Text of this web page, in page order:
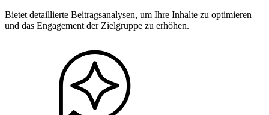
Bietet detaillierte Beitragsanalysen, um Ihre Inhalte zu optimieren
und das Engagement der Zielgruppe zu erhöhen.